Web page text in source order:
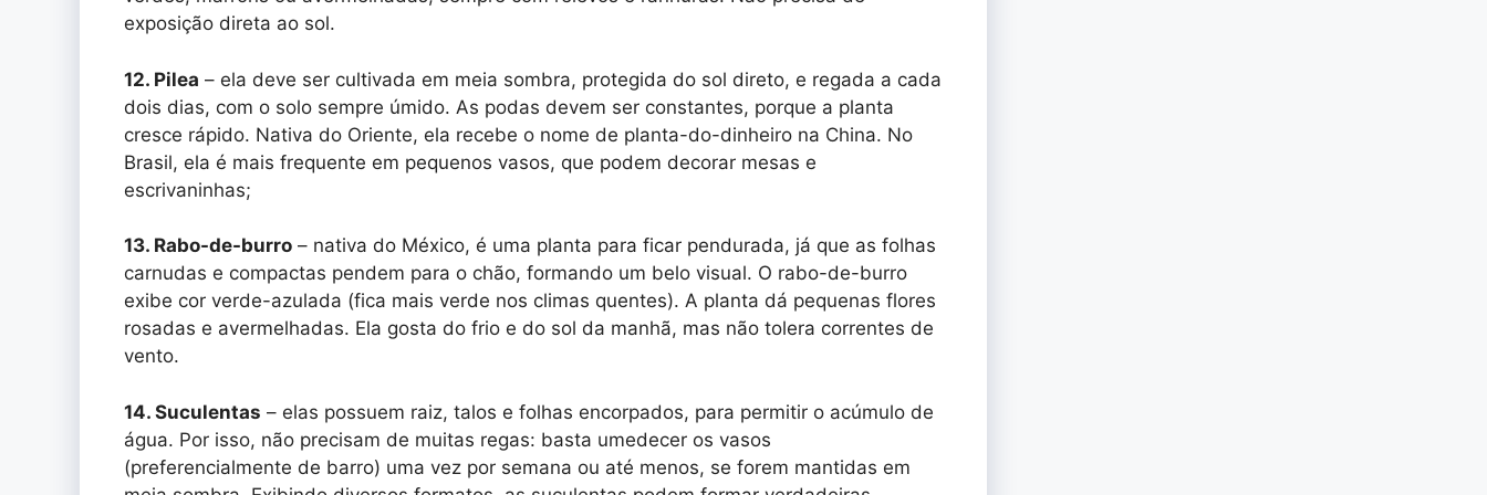
exposição direta ao sol.
12. Pilea – ela deve ser cultivada em meia sombra, protegida do sol direto, e regada a cada
dois dias, com o solo sempre úmido. As podas devem ser constantes, porque a planta
cresce rápido. Nativa do Oriente, ela recebe o nome de planta-do-dinheiro na China. No
Brasil, ela é mais frequente em pequenos vasos, que podem decorar mesas e
escrivaninhas;
13. Rabo-de-burro – nativa do México, é uma planta para ficar pendurada, já que as folhas
carnudas e compactas pendem para o chão, formando um belo visual. O rabo-de-burro
exibe cor verde-azulada (fica mais verde nos climas quentes). A planta dá pequenas flores
rosadas e avermelhadas. Ela gosta do frio e do sol da manhã, mas não tolera correntes de
vento.
14. Suculentas – elas possuem raiz, talos e folhas encorpados, para permitir o acúmulo de
água. Por isso, não precisam de muitas regas: basta umedecer os vasos
(preferencialmente de barro) uma vez por semana ou até menos, se forem mantidas em